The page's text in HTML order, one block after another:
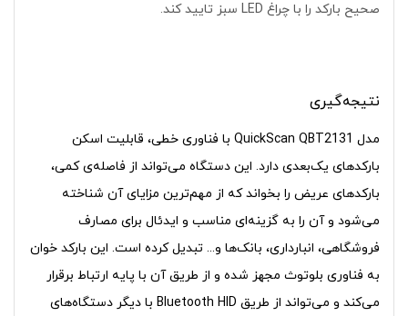
صحیح بارکد را با چراغ LED سبز تایید کند.
نتیجه‌گیری
مدل QuickScan QBT2131 با فناوری خطی، قابلیت اسکن
بارکدهای یک‌بعدی دارد. این دستگاه می‌تواند از فاصله‌ی کمی،
بارکدهای عریض را بخواند که از مهم‌ترین مزایای آن شناخته
می‌شود و آن را به گزینه‌ای مناسب و ایدئال برای مصارف
فروشگاهی، انبارداری، بانک‌ها و... تبدیل کرده است. این بارکد خوان
به فناوری بلوتوث مجهز شده و از طریق آن با پایه ارتباط برقرار
می‌کند و می‌تواند از طریق Bluetooth HID با دیگر دستگاه‌های